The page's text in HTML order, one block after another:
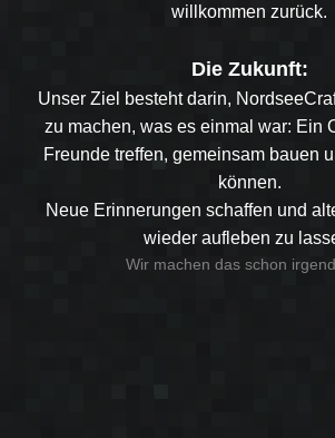
willkommen zurück.
Die Zukunft:
Unser Ziel besteht darin,
zu machen, was es einmal war: Ein
Freunde treffen, gemeinsam bauen
können.
Neue Erinnerungen schaffen und
wieder aufleben zu
Wir machen das schon